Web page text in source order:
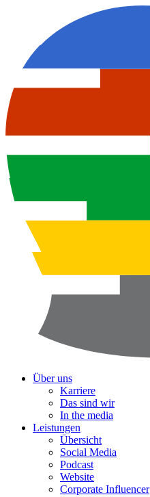
Über uns
Karriere
Das sind wir
In the media
Leistungen
Übersicht
Social Media
Podcast
Website
Corporate Influencer